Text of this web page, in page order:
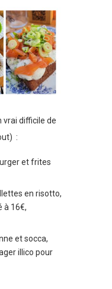
vrai difficile de
:
et frites
en risotto,
à 16€,
et socca,
illico pour